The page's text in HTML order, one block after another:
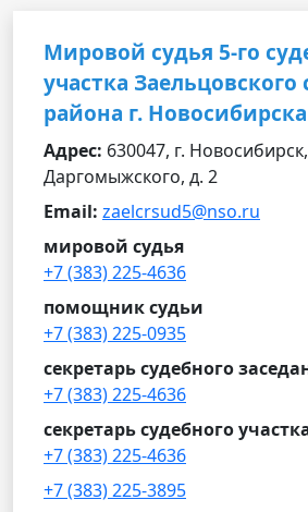
Мировой судья 5-го
участка Заельцовского
района г. Новосибирска
Адрес: 630047, г.
Даргомыжского, д. 2
Email: zaelcrsud5@nso.ru
мировой судья
+7 (383) 225-4636
помощник судьи
+7 (383) 225-0935
секретарь судебного
+7 (383) 225-4636
секретарь судебного
+7 (383) 225-4636
+7 (383) 225-3895